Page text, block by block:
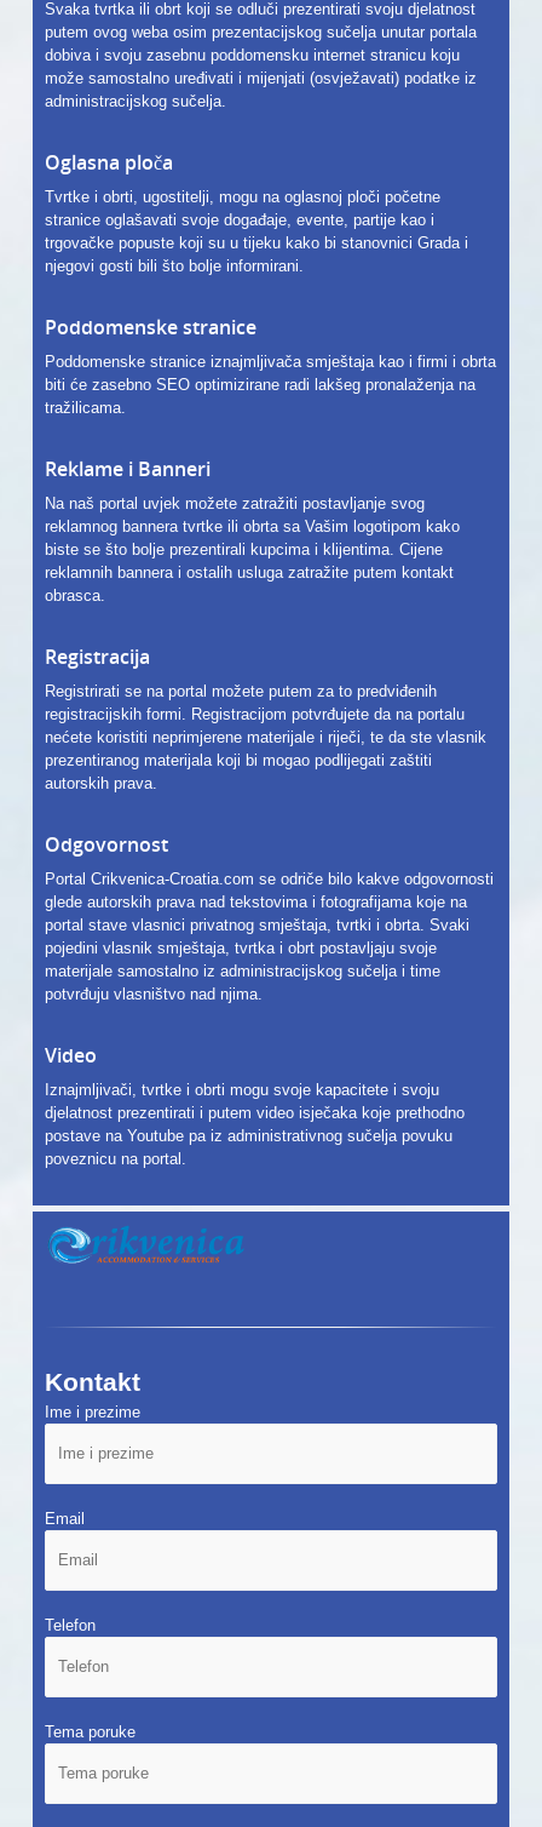
Svaka tvrtka ili obrt koji se odluči prezentirati svoju djelatnost
putem ovog weba osim prezentacijskog sučelja unutar portala
dobiva i svoju zasebnu poddomensku internet stranicu koju
može samostalno uređivati i mijenjati (osvježavati) podatke iz
administracijskog sučelja.
Oglasna ploča
Tvrtke i obrti, ugostitelji, mogu na oglasnoj ploči početne
stranice oglašavati svoje događaje, evente, partije kao i
trgovačke popuste koji su u tijeku kako bi stanovnici Grada i
njegovi gosti bili što bolje informirani.
Poddomenske stranice
Poddomenske stranice iznajmljivača smještaja kao i firmi i obrta
biti će zasebno SEO optimizirane radi lakšeg pronalaženja na
tražilicama.
Reklame i Banneri
Na naš portal uvjek možete zatražiti postavljanje svog
reklamnog bannera tvrtke ili obrta sa Vašim logotipom kako
biste se što bolje prezentirali kupcima i klijentima. Cijene
reklamnih bannera i ostalih usluga zatražite putem kontakt
obrasca.
Registracija
Registrirati se na portal možete putem za to predviđenih
registracijskih formi. Registracijom potvrđujete da na portalu
nećete koristiti neprimjerene materijale i riječi, te da ste vlasnik
prezentiranog materijala koji bi mogao podlijegati zaštiti
autorskih prava.
Odgovornost
Portal Crikvenica-Croatia.com se odriče bilo kakve odgovornosti
glede autorskih prava nad tekstovima i fotografijama koje na
portal stave vlasnici privatnog smještaja, tvrtki i obrta. Svaki
pojedini vlasnik smještaja, tvrtka i obrt postavljaju svoje
materijale samostalno iz administracijskog sučelja i time
potvrđuju vlasništvo nad njima.
Video
Iznajmljivači, tvrtke i obrti mogu svoje kapacitete i svoju
djelatnost prezentirati i putem video isječaka koje prethodno
postave na Youtube pa iz administrativnog sučelja povuku
poveznicu na portal.
Kontakt
Ime i prezime
Email
Telefon
Tema poruke